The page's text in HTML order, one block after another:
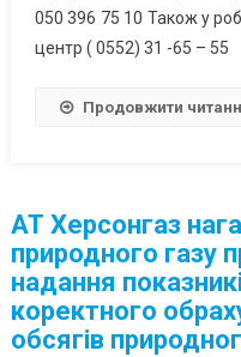
050 396 75 10 Також у
центр ( 0552) 31 -65 – 55
Продовжити
АТ Херсонгаз
природного газу
надання
коректного
обсягів